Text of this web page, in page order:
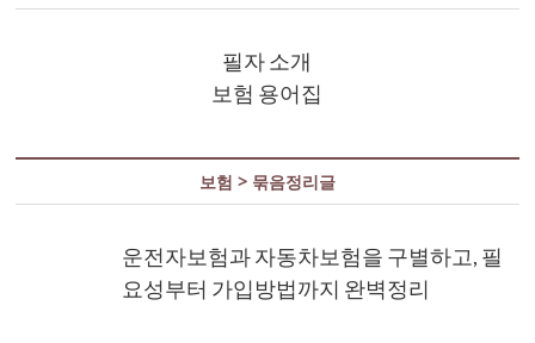
필자 소개
보험 용어집
보험 > 묶음정리글
운전자보험과 자동차보험을 구별하고, 필
요성부터 가입방법까지 완벽정리